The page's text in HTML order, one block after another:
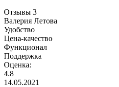
Отзывы 3
Валерия Летова
Удобство
Цена-качество
Функционал
Поддержка
Оценка:
4.8
14.05.2021